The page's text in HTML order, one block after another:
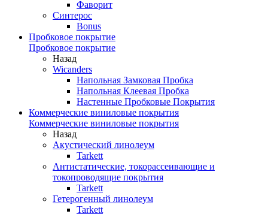
Фаворит
Синтерос
Bonus
Пробковое покрытие
Пробковое покрытие
Назад
Wicanders
Напольная Замковая Пробка
Напольная Клеевая Пробка
Настенные Пробковые Покрытия
Коммерческие виниловые покрытия
Коммерческие виниловые покрытия
Назад
Акустический линолеум
Tarkett
Антистатические, токорассеивающие и
токопроводящие покрытия
Tarkett
Гетерогенный линолеум
Tarkett